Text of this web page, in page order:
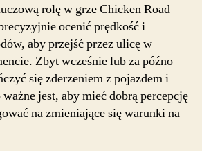
rolę w grze Chicken Road
ocenić prędkość i
aby przejść przez ulicę w
Zbyt wcześnie lub za późno
się zderzeniem z pojazdem i
jest, aby mieć dobrą percepcję
na zmieniające się warunki na